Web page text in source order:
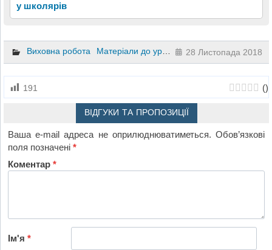
у школярів
Виховна робота Матеріали до уроків Презентації 4 клас
28 Листопада 2018
191 ()
ВІДГУКИ ТА ПРОПОЗИЦІЇ
Ваша e-mail адреса не оприлюднюватиметься. Обов’язкові
поля позначені*
Коментар*
Ім'я*